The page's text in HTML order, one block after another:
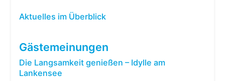
Aktuelles im Überblick
Gästemeinungen
Die Langsamkeit genießen – Idylle am
Lankensee